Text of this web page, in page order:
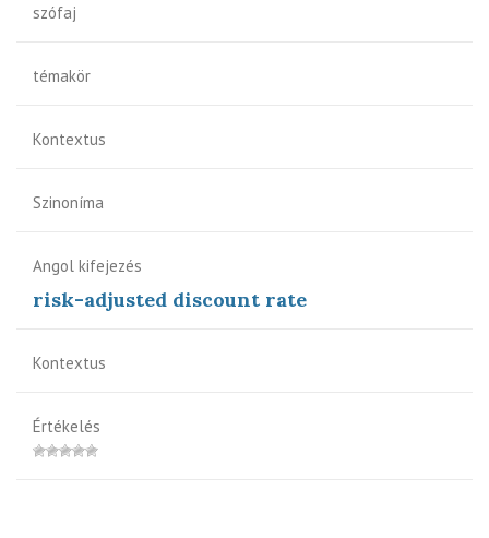
szófaj
témakör
Kontextus
Szinoníma
Angol kifejezés
risk-adjusted discount rate
Kontextus
Értékelés